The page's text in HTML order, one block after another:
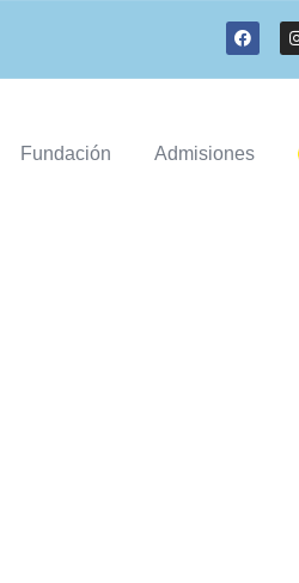
Fundación Admisiones